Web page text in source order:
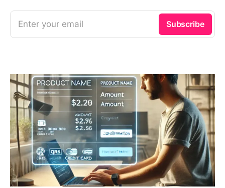
Enter your email Subscribe